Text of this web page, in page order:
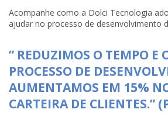
Acompanhe como a Dolci Tecnologia
ajudar no processo de desenvolvimento
” REDUZIMOS O TEMPO E
PROCESSO DE
AUMENTAMOS EM 15%
CARTEIRA DE CLIENTES.”